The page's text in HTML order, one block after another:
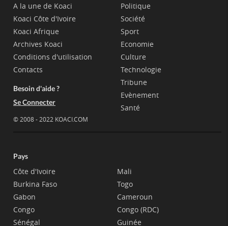
A la une de Koaci
Koaci Côte d'Ivoire
Koaci Afrique
Archives Koaci
Conditions d'utilisation
Contacts
Besoin d'aide ?
Se Connecter
© 2008 - 2022 KOACI.COM
Politique
Société
Sport
Economie
Culture
Technologie
Tribune
Evènement
Santé
Pays
Côte d'Ivoire
Burkina Faso
Gabon
Congo
Sénégal
Mali
Togo
Cameroun
Congo (RDC)
Guinée